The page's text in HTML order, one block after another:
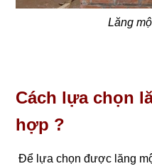
Lăng
Cách lựa chọn
hợp ?
Để lựa chọn được lăng